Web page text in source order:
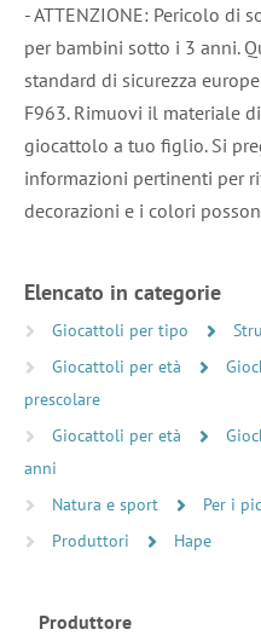
- ATTENZIONE: Pericolo di
per bambini sotto i 3 anni.
standard di sicurezza
F963. Rimuovi il materiale
giocattolo a tuo figlio. Si
informazioni pertinenti per
decorazioni e i colori
Elencato in categorie
Giocattoli per tipo
Giocattoli per età
prescolare
Giocattoli per età
anni
Natura e sport
Per i
Produttori
Hape
Produttore